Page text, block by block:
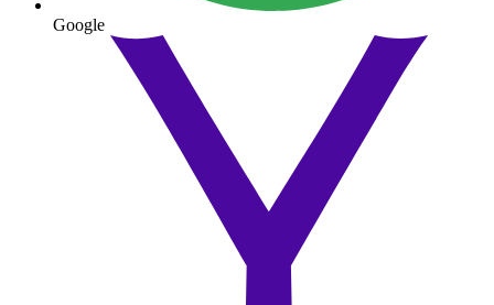
Google